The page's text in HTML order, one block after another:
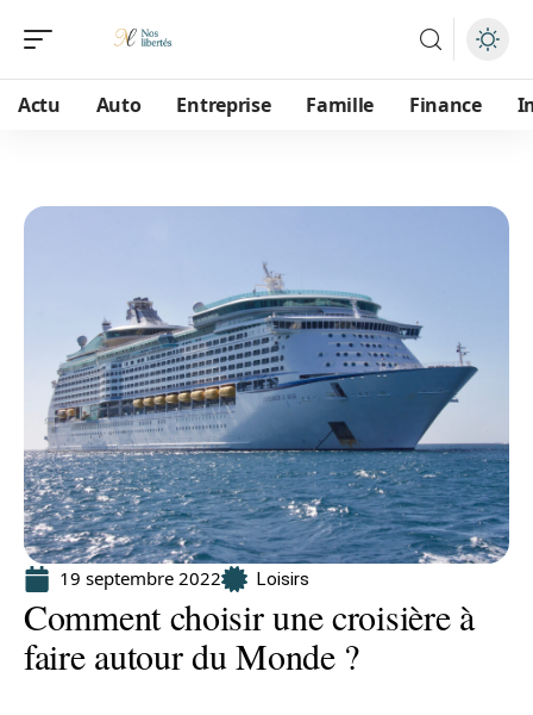
Actu Auto Entreprise Famille Finance
19 septembre 2022 Loisirs
Comment choisir une croisière à
faire autour du Monde ?